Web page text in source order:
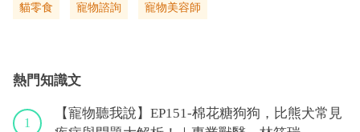
貓零食 寵物諮詢 寵物美容師
熱門知識文
1
【寵物聽我說】EP151-棉花糖狗狗，比熊犬常見